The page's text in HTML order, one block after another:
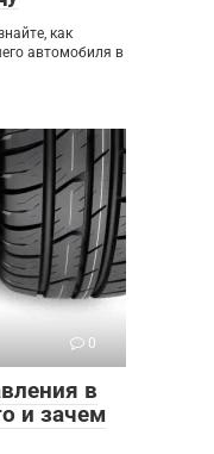
как
автомобиля в
0
в
и зачем